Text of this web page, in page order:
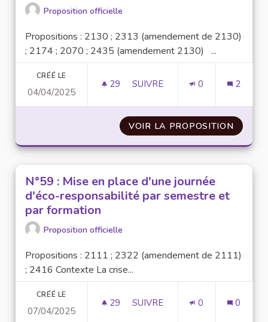
Proposition officielle
Propositions : 2130 ; 2313 (amendement de 2130)
; 2174 ; 2070 ; 2435 (amendement 2130) ...
CRÉÉ LE
04/04/2025
29 29 ABONNÉS
SUIVRE 0 2
VOIR LA PROPOSITION N°8 :
N°59 : Mise en place d'une journée
d'éco-responsabilité par semestre et
par formation
Proposition officielle
Propositions : 2111 ; 2322 (amendement de 2111)
; 2416 Contexte La crise...
CRÉÉ LE
07/04/2025
29 29 ABONNÉS
SUIVRE 0 0